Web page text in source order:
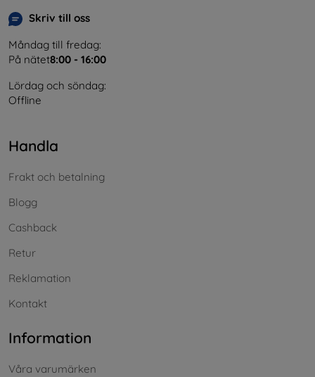
Skriv till oss
Måndag till fredag:
På nätet8:00 - 16:00
Lördag och söndag:
Offline
Handla
Frakt och betalning
Blogg
Cashback
Retur
Reklamation
Kontakt
Information
Våra varumärken